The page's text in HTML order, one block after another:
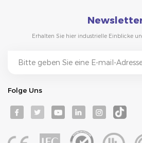
Erhalten Sie hier industrielle Einblicke
Folge Uns